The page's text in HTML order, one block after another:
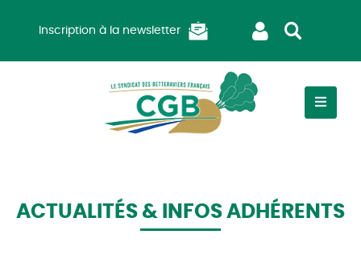
Inscription à la newsletter
ACTUALITÉS & INFOS ADHÉRENTS